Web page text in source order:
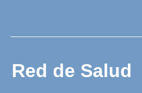
Red de Salud